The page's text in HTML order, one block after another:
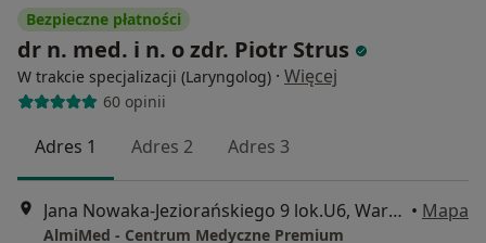
Bezpieczne płatności
dr n. med. i n. o zdr. Piotr Strus
W trakcie specjalizacji (Laryngolog) · Więcej
60 opinii
Adres 1 Adres 2 Adres 3
Jana Nowaka-Jeziorańskiego 9 lok.U6, Warszawa • Mapa
AlmiMed - Centrum Medyczne Premium